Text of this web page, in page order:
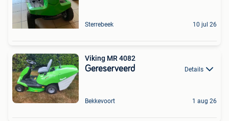
Sterrebeek 10 jul 26
Viking MR 4082
Gereserveerd Details
Bekkevoort 1 aug 26